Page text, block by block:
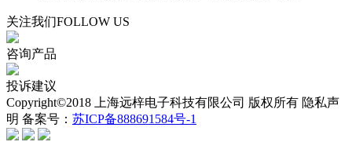
关注我们FOLLOW US
咨询产品
投诉建议
Copyright©2018 上海远梓电子科技有限公司 版权所有 隐私声
明 备案号： 苏ICP备888691584号-1